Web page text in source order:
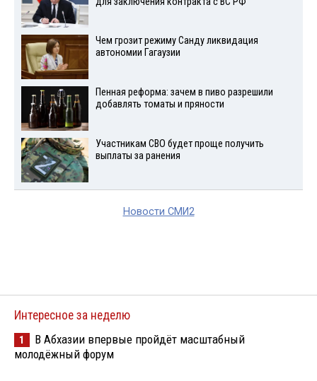
Чем грозит режиму Санду ликвидация
автономии Гагаузии
Пенная реформа: зачем в пиво разрешили
добавлять томаты и пряности
Участникам СВО будет проще получить
выплаты за ранения
Новости СМИ2
Интересное за неделю
1
В Абхазии впервые пройдёт масштабный
молодёжный форум